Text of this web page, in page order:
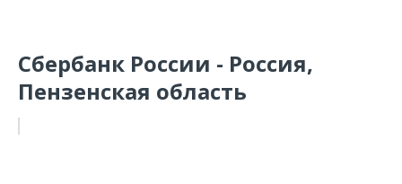
Сбербанк России - Россия,
Пензенская область